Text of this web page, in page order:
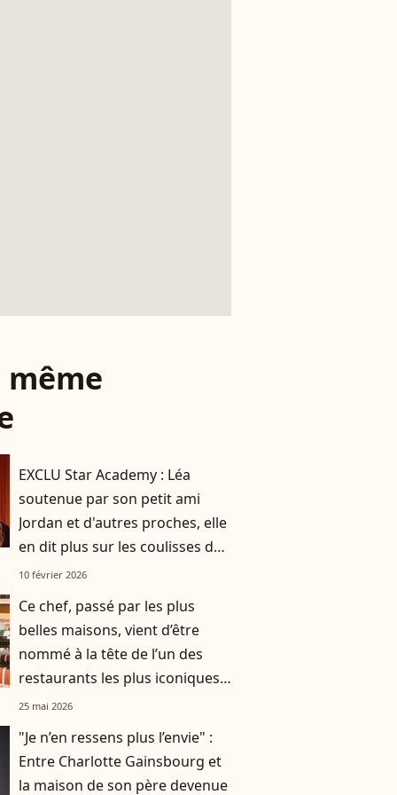
même
EXCLU Star Academy : Léa
soutenue par son petit ami
Jordan et d'autres proches, elle
en dit plus sur les coulisses de
la finale
10 février 2026
Ce chef, passé par les plus
belles maisons, vient d’être
nommé à la tête de l’un des
restaurants les plus iconiques
de Saint-Tropez
25 mai 2026
"Je n’en ressens plus l’envie" :
Entre Charlotte Gainsbourg et
la maison de son père devenue